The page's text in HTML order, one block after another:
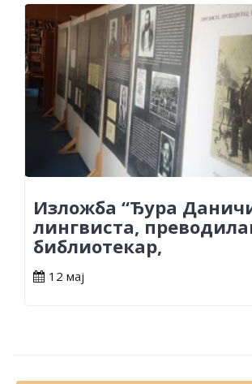
Изложба “Ђура
лингвиста,
библиотекар,
12 мај